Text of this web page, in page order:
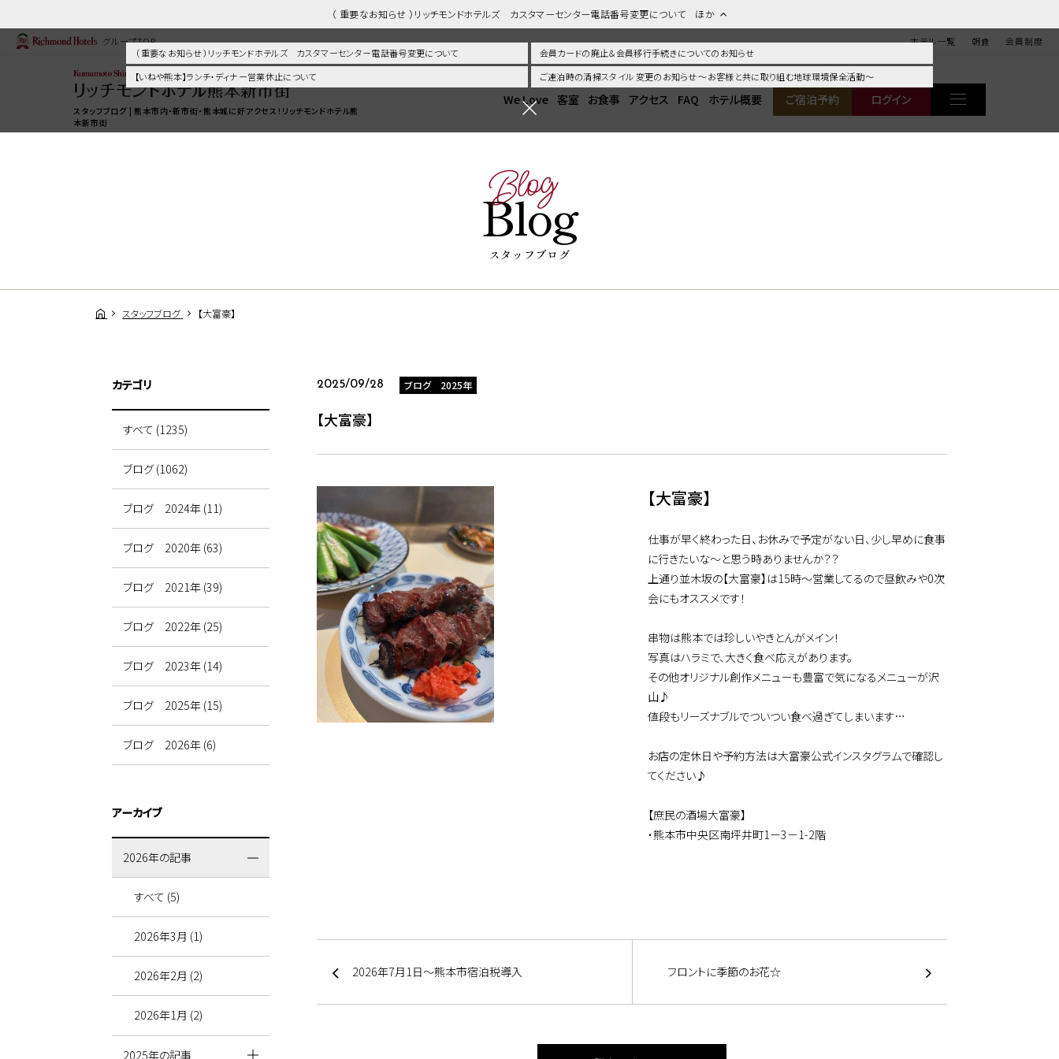
（ 重要なお知らせ ）リッチモンドホテルズ カスタマーセンター電話番号変更について ほか
（ 重要なお知らせ ）リッチモンドホテルズ カスタマーセンター電話番号変更について
会員カードの廃止＆会員移行手続きについてのお知らせ
【いねや熊本】ランチ・ディナー営業休止について
ご連泊時の清掃スタイル 変更のお知らせ ～お客様と共に取り組む地球環境保全活動～
グループTOP ホテル一覧 朝食 会員制度
スタッフブログ | 熊本市内・新市街・熊本城に好アクセス！リッチモンドホテル熊
本新市街
We Love 客室 お食事 アクセス FAQ ホテル概要 ご宿泊予約 ログイン
Blog
Blog
スタッフブログ
スタッフブログ 【大富豪】
2025/09/28 ブログ 2025年
【大富豪】
【大富豪】
仕事が早く終わった日、お休みで予定がない日、少し早めに食事
に行きたいな～と思う時ありませんか？？
上通り並木坂の【大富豪】は15時～営業してるので昼飲みや0次
会にもオススメです！
串物は熊本では珍しいやきとんがメイン！
写真はハラミで、大きく食べ応えがあります。
その他オリジナル創作メニューも豊富で気になるメニューが沢
山♪
値段もリーズナブルでついつい食べ過ぎてしまいます…
お店の定休日や予約方法は大富豪公式インスタグラムで確認し
てください♪
【庶民の酒場大富豪】
・熊本市中央区南坪井町1－3－1-2階
2026年7月1日～熊本市宿泊税導入 フロントに季節のお花☆
カテゴリ
すべて (1235)
ブログ (1062)
ブログ 2024年 (11)
ブログ 2020年 (63)
ブログ 2021年 (39)
ブログ 2022年 (25)
ブログ 2023年 (14)
ブログ 2025年 (15)
ブログ 2026年 (6)
アーカイブ
2026年の記事
すべて (5)
2026年3月 (1)
2026年2月 (2)
2026年1月 (2)
2025年の記事